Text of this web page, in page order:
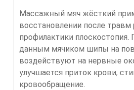
Массажный мяч жёсткий
восстановлении после травм
профилактики плоскостопия.
данным мячиком шипы на
воздействуют на нервные
улучшается приток крови,
кровообращение.